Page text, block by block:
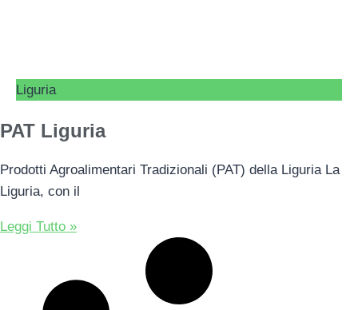
Liguria
PAT Liguria
Prodotti Agroalimentari Tradizionali (PAT) della Liguria La
Liguria, con il
Leggi Tutto »